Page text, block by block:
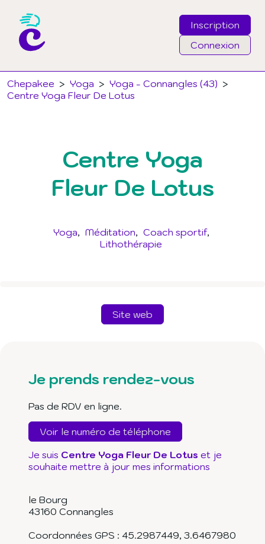
Inscription
Connexion
Chepakee > Yoga > Yoga - Connangles (43) >
Centre Yoga Fleur De Lotus
Email
J'ai oublié mon mot de passe
Connexion
Centre Yoga
Fleur De Lotus
Yoga Méditation
Coach sportif
Lithothérapie
Site web
Je prends rendez-vous
Pas de RDV en ligne.
Voir le numéro de téléphone
Je suis Centre Yoga Fleur De Lotus et je
souhaite mettre à jour mes informations
le Bourg
43160 Connangles
Coordonnées GPS : 45.2987449, 3.6467980